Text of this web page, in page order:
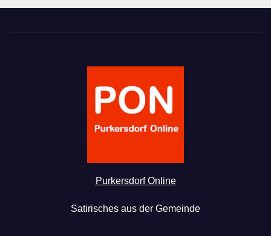
Purkersdorf Online
Satirisches aus der Gemeinde